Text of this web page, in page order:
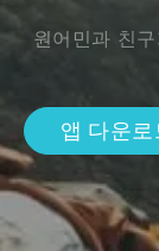
원어민과 친
앱 다운로